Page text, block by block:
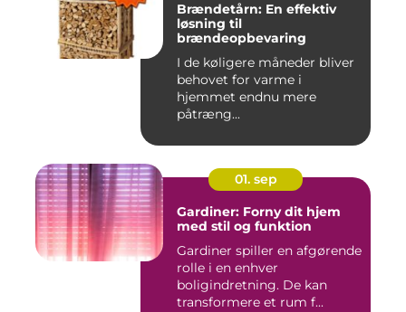
Brændetårn: En effektiv
løsning til
brændeopbevaring
I de køligere måneder bliver
behovet for varme i
hjemmet endnu mere
påtræng...
01. sep
Gardiner: Forny dit hjem
med stil og funktion
Gardiner spiller en afgørende
rolle i en enhver
boligindretning. De kan
transformere et rum f...